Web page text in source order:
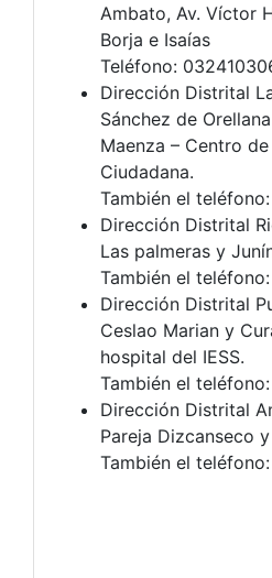
Ambato, Av. Víctor
Borja e Isaías
Teléfono:
Dirección Distrital
Sánchez de
Maenza – Centro
Ciudadana.
También el
Dirección Distrital
Las palmeras y
También el
Dirección Distrital
Ceslao Marian y
hospital del IESS.
También el
Dirección Distrital
Pareja Dizcanseco
También el